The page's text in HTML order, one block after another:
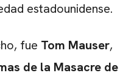
estadounidense.
fue Tom Mauser,
de la Masacre de